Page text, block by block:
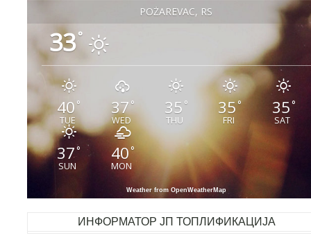
POŽAREVAC, RS
33°
40°
TUE
37°
WED
35 °
THU
35°
FRI
35°
SAT
37°
SUN
40°
MON
Weather from OpenWeatherMap
ИНФОРМАТОР ЈП ТОПЛИФИКАЦИЈА